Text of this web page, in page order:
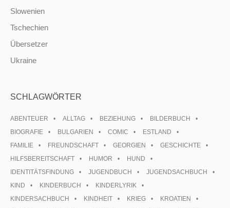
Slowenien
Tschechien
Übersetzer
Ukraine
SCHLAGWÖRTER
ABENTEUER ALLTAG BEZIEHUNG
BILDERBUCH
BIOGRAFIE
BULGARIEN COMIC
ESTLAND
FAMILIE
FREUNDSCHAFT GEORGIEN
GESCHICHTE
HILFSBEREITSCHAFT
HUMOR
HUND
IDENTITÄTSFINDUNG
JUGENDBUCH
JUGENDSACHBUCH
KIND
KINDERBUCH
KINDERLYRIK
KINDERSACHBUCH
KINDHEIT KRIEG
KROATIEN